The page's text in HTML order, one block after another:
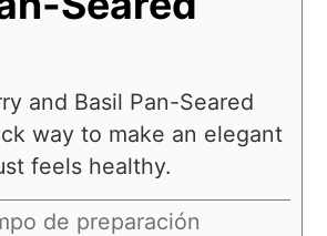
and Basil Pan-Seared
way to make an elegant
feels healthy.
de preparación